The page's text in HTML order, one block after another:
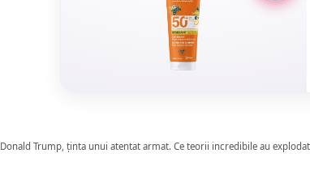
Donald Trump, ținta unui atentat armat. Ce teorii incredibile au